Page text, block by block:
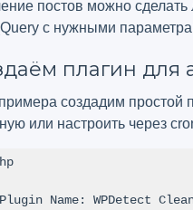
постов можно
с нужными
плагин для
создадим простой
или настроить через